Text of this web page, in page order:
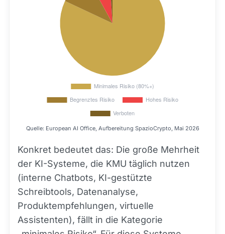
Quelle: European AI Office, Aufbereitung SpazioCrypto, Mai 2026
Konkret bedeutet das: Die große Mehrheit
der KI-Systeme, die KMU täglich nutzen
(interne Chatbots, KI-gestützte
Schreibtools, Datenanalyse,
Produktempfehlungen, virtuelle
Assistenten), fällt in die Kategorie